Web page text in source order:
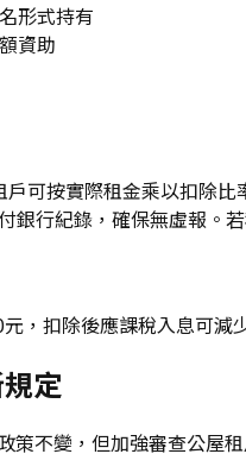
形式持有
資助
可按實際租金乘以扣除
銀行紀錄，確保無虛報。
，扣除後應課稅入息可
定
策不變，但加強審查公屋